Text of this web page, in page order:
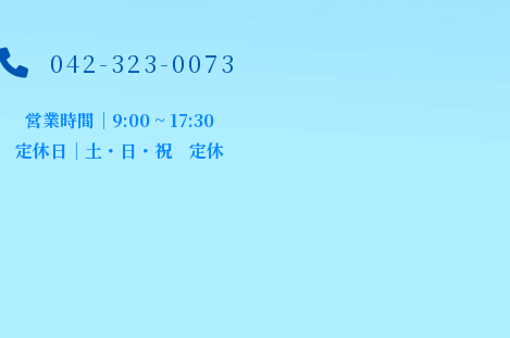
042-323-0073
営業時間｜9:00 ~ 17:30
定休日｜土・日・祝 定休